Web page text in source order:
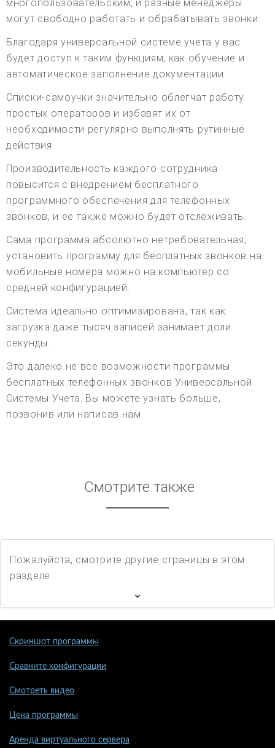
многопользовательским, и разные менеджеры
могут свободно работать и обрабатывать звонки.
Благодаря универсальной системе учета у вас
будет доступ к таким функциям, как обучение и
автоматическое заполнение документации.
Списки-самоучки значительно облегчат работу
простых операторов и избавят их от
необходимости регулярно выполнять рутинные
действия.
Производительность каждого сотрудника
повысится с внедрением бесплатного
программного обеспечения для телефонных
звонков, и ее также можно будет отслеживать.
Сама программа абсолютно нетребовательная,
установить программу для бесплатных звонков на
мобильные номера можно на компьютер со
средней конфигурацией.
Система идеально оптимизирована, так как
загрузка даже тысяч записей занимает доли
секунды.
Это далеко не все возможности программы
бесплатных телефонных звонков Универсальной
Системы Учета. Вы можете узнать больше,
позвонив или написав нам.
Смотрите также
Пожалуйста, смотрите другие страницы в этом
разделе
Скриншот программы
Сравните конфигурации
Смотреть видео
Цена программы
Аренда виртуального сервера